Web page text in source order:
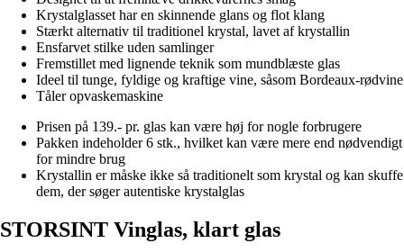
Krystalglasset har en skinnende glans og flot klang
Stærkt alternativ til traditionel krystal, lavet af krystallin
Ensfarvet stilke uden samlinger
Fremstillet med lignende teknik som mundblæste glas
Ideel til tunge, fyldige og kraftige vine, såsom Bordeaux-rødvine
Tåler opvaskemaskine
Prisen på 139.- pr. glas kan være høj for nogle forbrugere
Pakken indeholder 6 stk., hvilket kan være mere end nødvendigt
for mindre brug
Krystallin er måske ikke så traditionelt som krystal og kan skuffe
dem, der søger autentiske krystalglas
STORSINT Vinglas, klart glas